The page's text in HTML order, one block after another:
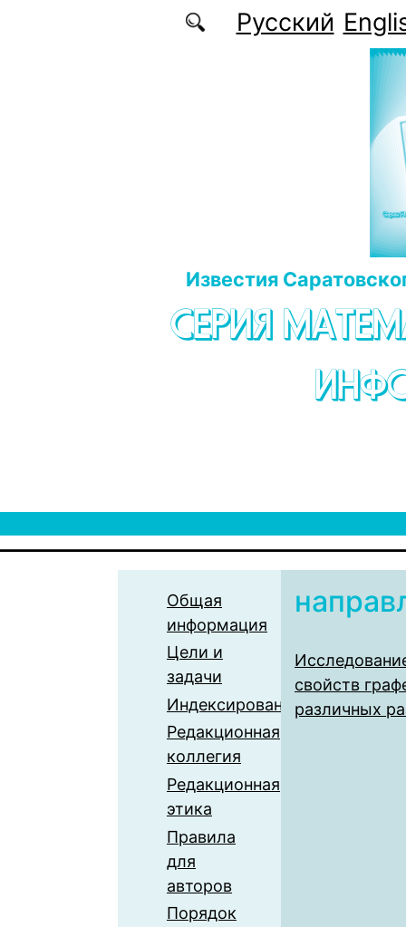
Перейти к основному содержаниюРусский
Известия
СЕРИЯ
Общая
информация
Цели и
задачи
Индексирование
Редакционная
коллегия
Редакционная
этика
Правила
для
авторов
Порядок
свойств
различных